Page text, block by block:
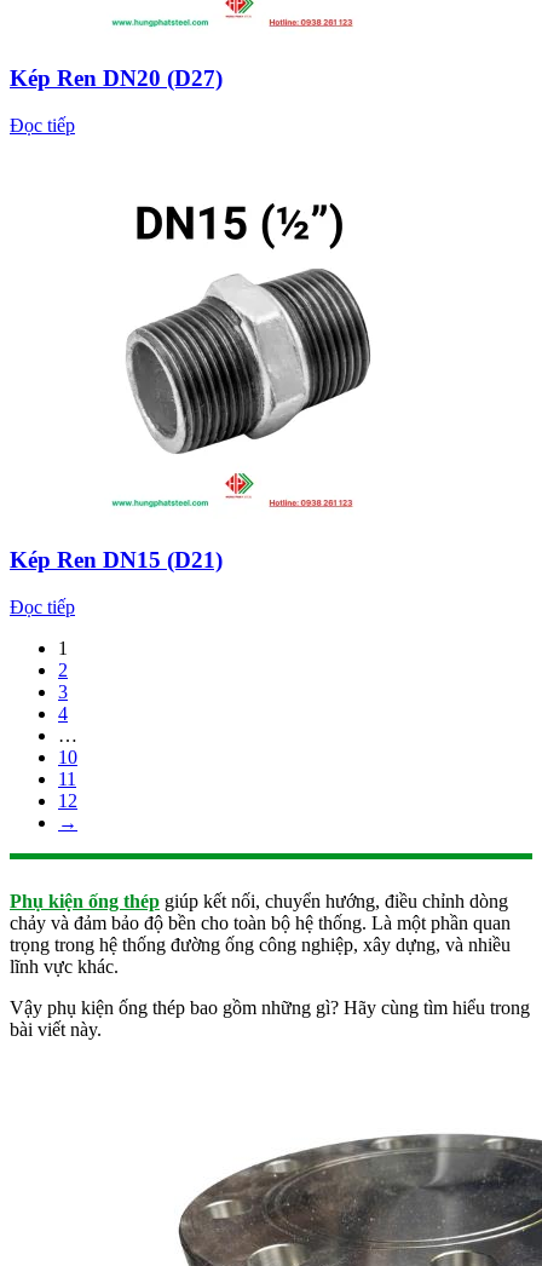
Kép Ren DN20 (D27)
Đọc tiếp
Kép Ren DN15 (D21)
Đọc tiếp
1
2
3
4
…
10
11
12
→
Phụ kiện ống thép giúp kết nối, chuyển hướng, điều chỉnh dòng
chảy và đảm bảo độ bền cho toàn bộ hệ thống. Là một phần quan
trọng trong hệ thống đường ống công nghiệp, xây dựng, và nhiều
lĩnh vực khác.
Vậy phụ kiện ống thép bao gồm những gì? Hãy cùng tìm hiểu trong
bài viết này.